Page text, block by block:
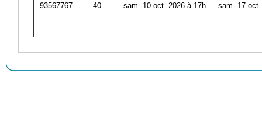
93567767 40 sam. 10 oct. 2026 à 17h sam. 17